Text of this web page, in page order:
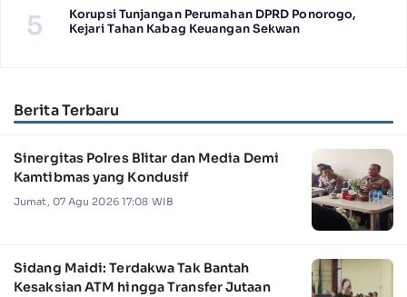
5
Korupsi Tunjangan Perumahan DPRD Ponorogo,
Kejari Tahan Kabag Keuangan Sekwan
Berita Terbaru
Sinergitas Polres Blitar dan Media Demi
Kamtibmas yang Kondusif
Jumat, 07 Agu 2026 17:08 WIB
Sidang Maidi: Terdakwa Tak Bantah
Kesaksian ATM hingga Transfer Jutaan